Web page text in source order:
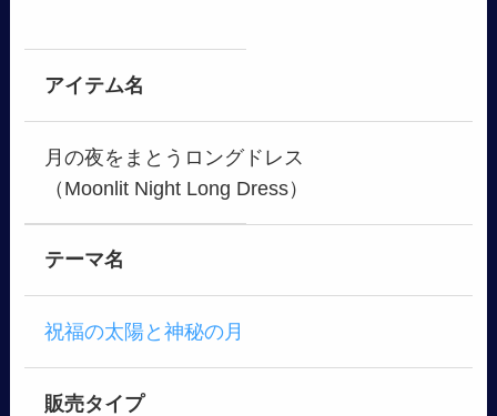
アイテム名
月の夜をまとうロングドレス
（Moonlit Night Long Dress）
テーマ名
祝福の太陽と神秘の月
販売タイプ